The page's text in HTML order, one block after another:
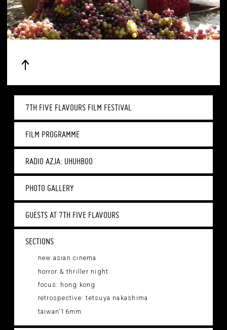
7TH FIVE FLAVOURS FILM FESTIVAL
FILM PROGRAMME
RADIO AZJA: UHUHBOO
PHOTO GALLERY
GUESTS AT 7TH FIVE FLAVOURS
SECTIONS
new asian cinema
horror & thriller night
focus: hong kong
retrospective: tetsuya nakashima
taiwan'16mm